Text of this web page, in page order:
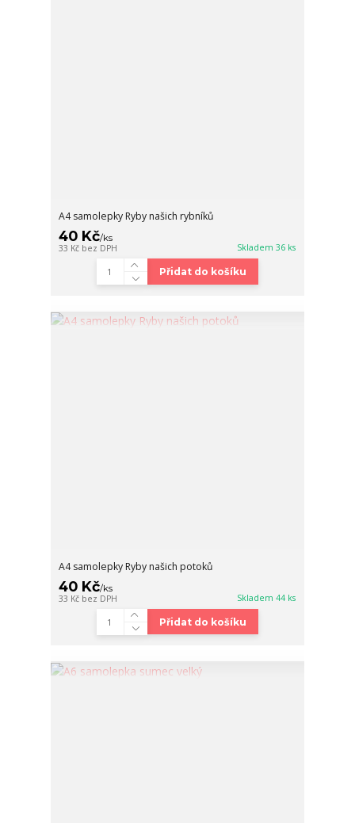
A4 samolepky Ryby našich rybníků
40 Kč/ks
33 Kč bez DPH Skladem 36 ks
Přidat do košíku
A4 samolepky Ryby našich potoků
40 Kč/ks
33 Kč bez DPH Skladem 44 ks
Přidat do košíku